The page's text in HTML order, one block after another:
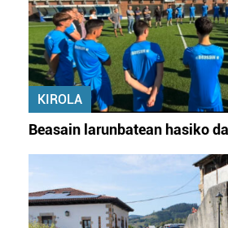
KIROLA
Beasain larunbatean hasiko